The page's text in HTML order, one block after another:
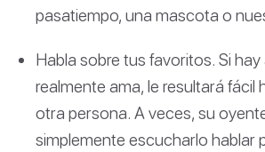
pasatiempo, una mascota o
Habla sobre tus favoritos. Si hay
realmente ama, le resultará fácil
otra persona. A veces, su
simplemente escucharlo hablar